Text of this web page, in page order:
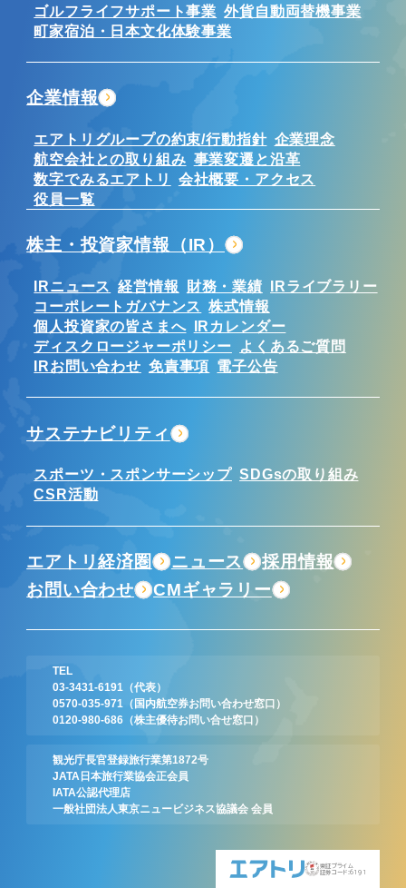
TEL
03-3431-6191
（代表）
0570-035-971
（国内航空券お問い合わせ窓口）
0120-980-686 （株主優待お問い合せ窓口）
観光庁長官登録旅行業第1872号
JATA日本旅行業協会正会員
IATA公認代理店
一般社団法人東京ニュービジネス協議会 会員
東証プライム
証券コード:6191
ゴルフライフサポート事業 外貨自動両替機事業
町家宿泊・日本文化体験事業
企業情報
エアトリグループの約束/行動指針 企業理念
航空会社との取り組み 事業変遷と沿革
数字でみるエアトリ
会社概要・アクセス
役員一覧
株主・投資家情報（IR）
IRニュース 経営情報 財務・業績 IRライブラリー
コーポレートガバナンス 株式情報
個人投資家の皆さまへ IRカレンダー
ディスクロージャーポリシー
よくあるご質問
IRお問い合わせ 免責事項 電子公告
サステナビリティ
スポーツ・スポンサーシップ SDGsの取り組み
CSR活動
エアトリ経済圏 ニュース
採用情報
お問い合わせ
CMギャラリー